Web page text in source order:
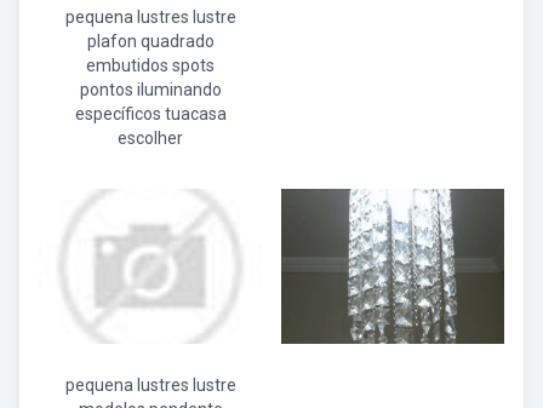
pequena lustres lustre
plafon quadrado
embutidos spots
pontos iluminando
específicos tuacasa
escolher
pequena lustres lustre